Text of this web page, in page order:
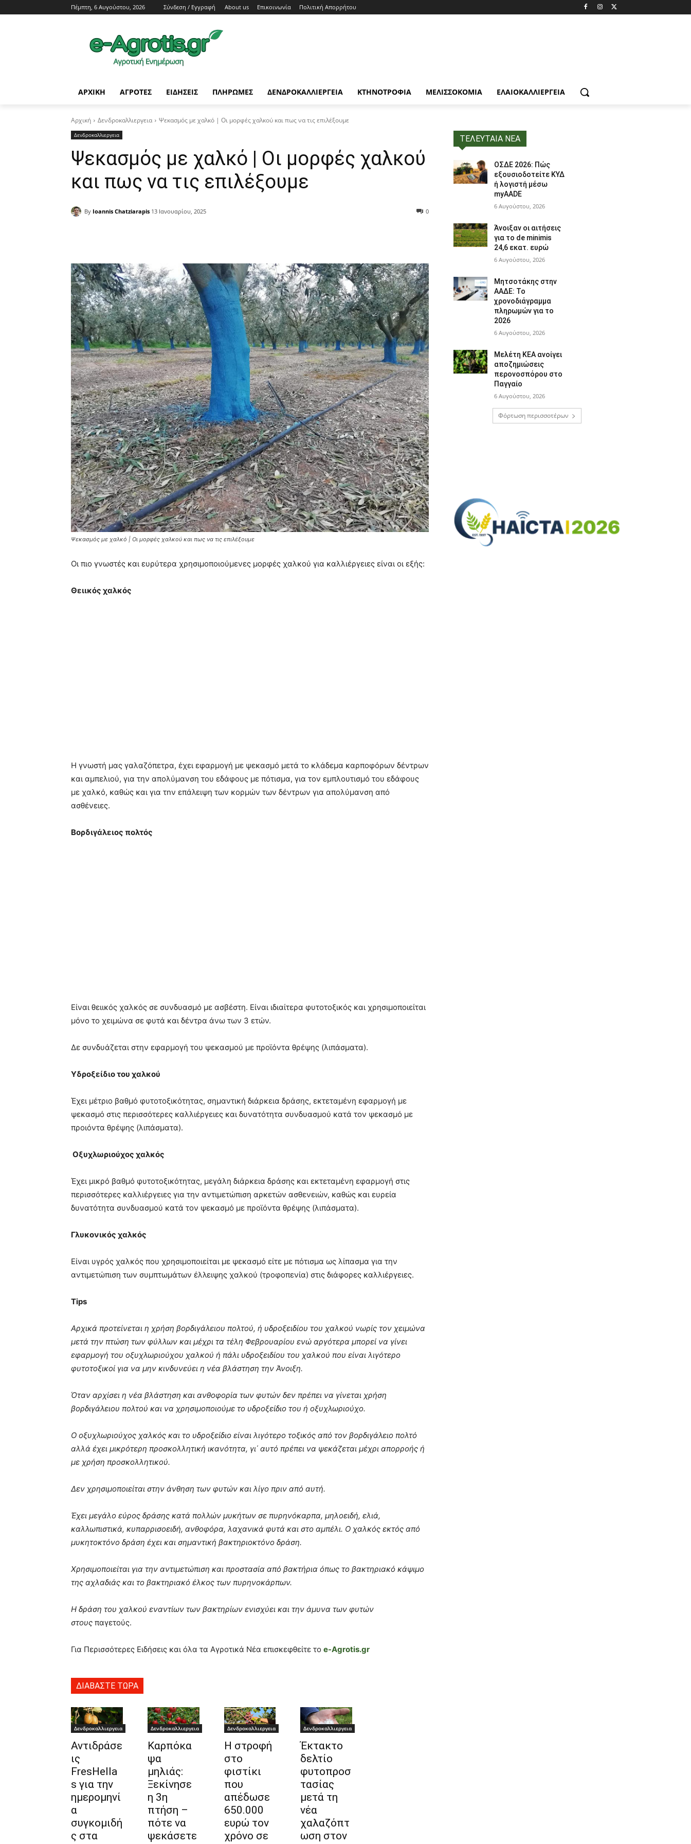
Πέμπτη, 6 Αυγούστου, 2026 Σύνδεση / Εγγραφή About us Επικοινωνία Πολιτική Απορρήτου
ΑΡΧΙΚΗ AΓΡΟΤΕΣ ΕΙΔΗΣΕΙΣ ΠΛΗΡΩΜΕΣ ΔΕΝΔΡΟΚΑΛΛΙΕΡΓΕΙΑ ΚΤΗΝΟΤΡΟΦΙΑ ΜΕΛΙΣΣΟΚΟΜΙΑ ΕΛΑΙΟΚΑΛΛΙΈΡΓΕΙΑ
Αρχική Δενδροκαλλιεργεια Ψεκασμός με χαλκό | Oι μορφές χαλκού και πως να τις επιλέξουμε
Δενδροκαλλιεργεια
Ψεκασμός με χαλκό | Oι μορφές χαλκού
και πως να τις επιλέξουμε
By Ioannis Chatziarapis 13 Ιανουαρίου, 2025 0
Ψεκασμός με χαλκό | Oι μορφές χαλκού και πως να τις επιλέξουμε
Οι πιο γνωστές και ευρύτερα χρησιμοποιούμενες μορφές χαλκού για καλλιέργειες είναι οι εξής:
Θειικός χαλκός
Η γνωστή μας γαλαζόπετρα, έχει εφαρμογή με ψεκασμό μετά το κλάδεμα καρποφόρων δέντρων
και αμπελιού, για την απολύμανση του εδάφους με πότισμα, για τον εμπλουτισμό του εδάφους
με χαλκό, καθώς και για τnν επάλειψη των κορμών των δέντρων για απολύμανση από
ασθένειες.
Βορδιγάλειος πολτός
Eίναι θειικός χαλκός σε συνδυασμό με ασβέστη. Είναι ιδιαίτερα φυτοτοξικός και χρησιμοποιείται
μόνο το χειμώνα σε φυτά και δέντρα άνω των 3 ετών.
Δε συνδυάζεται στην εφαρμογή του ψεκασμού με προϊόντα θρέψης (λιπάσματα).
Υδροξείδιο του χαλκού
Έχει μέτριο βαθμό φυτοτοξικότητας, σημαντική διάρκεια δράσης, εκτεταμένη εφαρμογή με
ψεκασμό στις περισσότερες καλλιέργειες και δυνατότητα συνδυασμού κατά τον ψεκασμό με
προιόντα θρέψης (λιπάσματα).
Οξυχλωριούχος χαλκός
Έχει μικρό βαθμό φυτοτοξικότητας, μεγάλη διάρκεια δράσης και εκτεταμένη εφαρμογή στις
περισσότερες καλλιέργειες για την αντιμετώπιση αρκετών ασθενειών, καθώς και ευρεία
δυνατότητα συνδυασμού κατά τον ψεκασμό με προϊόντα θρέψης (λιπάσματα).
Γλυκονικός χαλκός
Είναι υγρός χαλκός που χρησιμοποιείται με ψεκασμό είτε με πότισμα ως λίπασμα για την
αντιμετώπιση των συμπτωμάτων έλλειψης χαλκού (τροφοπενία) στις διάφορες καλλιέργειες.
Tips
Αρχικά προτείνεται η χρήση βορδιγάλειου πολτού, ή υδροξειδίου του χαλκού νωρίς τον χειμώνα
μετά την πτώση των φύλλων και μέχρι τα τέλη Φεβρουαρίου ενώ αργότερα μπορεί να γίνει
εφαρμογή του οξυχλωριούχου χαλκού ή πάλι υδροξειδίου του χαλκού που είναι λιγότερο
φυτοτοξικοί για να μην κινδυνεύει η νέα βλάστηση την Άνοιξη.
Όταν αρχίσει η νέα βλάστηση και ανθοφορία των φυτών δεν πρέπει να γίνεται χρήση
βορδιγάλειου πολτού και να χρησιμοποιούμε το υδροξείδιο του ή οξυχλωριούχο.
Ο οξυχλωριούχος χαλκός και το υδροξείδιο είναι λιγότερο τοξικός από τον βορδιγάλειο πολτό
αλλά έχει μικρότερη προσκολλητική ικανότητα, γι΄ αυτό πρέπει να ψεκάζεται μέχρι απορροής ή
με χρήση προσκολλητικού.
Δεν χρησιμοποιείται στην άνθηση των φυτών και λίγο πριν από αυτή.
Έχει μεγάλο εύρος δράσης κατά πολλών μυκήτων σε πυρηνόκαρπα, μηλοειδή, ελιά,
καλλωπιστικά, κυπαρρισοειδή, ανθοφόρα, λαχανικά φυτά και στο αμπέλι. Ο χαλκός εκτός από
μυκητοκτόνο δράση έχει και σημαντική βακτηριοκτόνο δράση.
Χρησιμοποιείται για την αντιμετώπιση και προστασία από βακτήρια όπως το βακτηριακό κάψιμο
της αχλαδιάς και το βακτηριακό έλκος των πυρηνοκάρπων.
Η δράση του χαλκού εναντίων των βακτηρίων ενισχύει και την άμυνα των φυτών
στους παγετούς.
Για Περισσότερες Ειδήσεις και όλα τα Αγροτικά Νέα επισκεφθείτε το e-Agrotis.gr
ΔΙΑΒΑΣΤΕ ΤΩΡΑ
Δενδροκαλλιεργεια
Αντιδράσε
ις
FresHella
s για την
ημερομηνί
α
συγκομιδή
ς στα
Δενδροκαλλιεργεια
Καρπόκα
ψα
μηλιάς:
Ξεκίνησε
η 3η
πτήση –
πότε να
ψεκάσετε
Δενδροκαλλιεργεια
Η στροφή
στο
φιστίκι
που
απέδωσε
650.000
ευρώ τον
χρόνο σε
Δενδροκαλλιεργεια
Έκτακτο
δελτίο
φυτοπροσ
τασίας
μετά τη
νέα
χαλαζόπτ
ωση στον
ΤΕΛΕΥΤΑΙΑ ΝΕΑ
ΟΣΔΕ 2026: Πώς
εξουσιοδοτείτε ΚΥΔ
ή λογιστή μέσω
myAADE
6 Αυγούστου, 2026
Άνοιξαν οι αιτήσεις
για το de minimis
24,6 εκατ. ευρώ
6 Αυγούστου, 2026
Μητσοτάκης στην
ΑΑΔΕ: Το
χρονοδιάγραμμα
πληρωμών για το
2026
6 Αυγούστου, 2026
Μελέτη ΚΕΑ ανοίγει
αποζημιώσεις
περονοσπόρου στο
Παγγαίο
6 Αυγούστου, 2026
Φόρτωση περισσοτέρων